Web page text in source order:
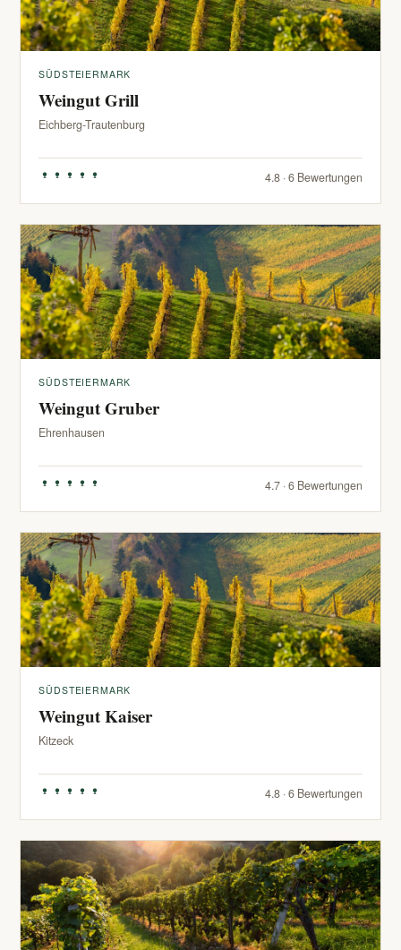
SÜDSTEIERMARK
Weingut Grill
Eichberg-Trautenburg
4.8 · 6 Bewertungen
SÜDSTEIERMARK
Weingut Gruber
Ehrenhausen
4.7 · 6 Bewertungen
SÜDSTEIERMARK
Weingut Kaiser
Kitzeck
4.8 · 6 Bewertungen